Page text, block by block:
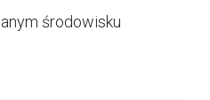
środowisku